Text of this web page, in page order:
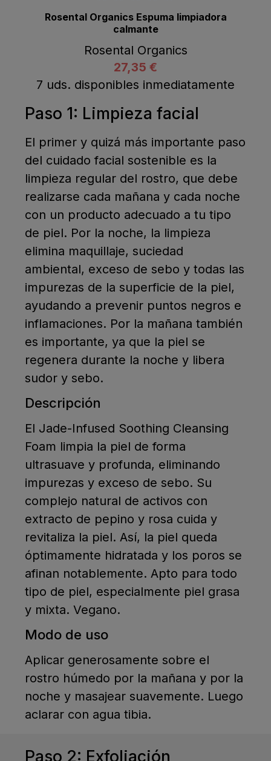
Calificación promedio de 4.7 de 5
Rosental Organics Espuma limpiadora
calmante
Rosental Organics
listing.regularPriceLabel
27,35 €
7 uds. disponibles inmediatamente
Comprar ahora
Paso 1: Limpieza facial
El primer y quizá más importante paso
del cuidado facial sostenible es la
limpieza regular del rostro, que debe
realizarse cada mañana y cada noche
con un producto adecuado a tu tipo
de piel. Por la noche, la limpieza
elimina maquillaje, suciedad
ambiental, exceso de sebo y todas las
impurezas de la superficie de la piel,
ayudando a prevenir puntos negros e
inflamaciones. Por la mañana también
es importante, ya que la piel se
regenera durante la noche y libera
sudor y sebo.
Descripción
El Jade-Infused Soothing Cleansing
Foam limpia la piel de forma
ultrasuave y profunda, eliminando
impurezas y exceso de sebo. Su
complejo natural de activos con
extracto de pepino y rosa cuida y
revitaliza la piel. Así, la piel queda
óptimamente hidratada y los poros se
afinan notablemente. Apto para todo
tipo de piel, especialmente piel grasa
y mixta. Vegano.
Modo de uso
Aplicar generosamente sobre el
rostro húmedo por la mañana y por la
noche y masajear suavemente. Luego
aclarar con agua tibia.
Paso 2: Exfoliación